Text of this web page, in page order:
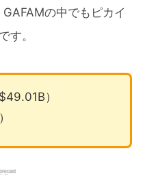
の中でもピカイ
す。
）